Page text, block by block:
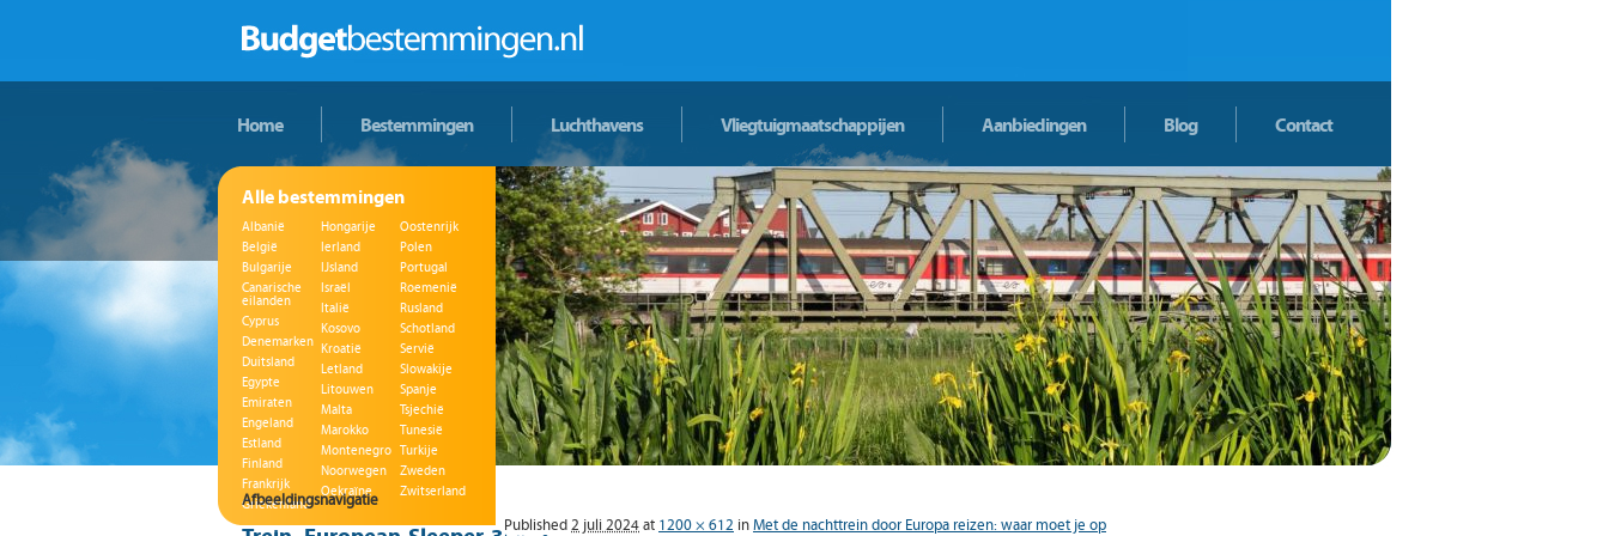
Home Bestemmingen Luchthavens Vliegtuigmaatschappijen Aanbiedingen Blog Contact
Alle bestemmingen
Albanië
België
Bulgarije
Canarische
eilanden
Cyprus
Denemarken
Duitsland
Egypte
Emiraten
Engeland
Estland
Finland
Frankrijk
Griekenland
Hongarije
Ierland
IJsland
Israël
Italië
Kosovo
Kroatië
Letland
Litouwen
Malta
Marokko
Montenegro
Noorwegen
Oekraïne
Oostenrijk
Polen
Portugal
Roemenië
Rusland
Schotland
Servië
Slowakije
Spanje
Tsjechië
Tunesië
Turkije
Zweden
Zwitserland
Afbeeldingsnavigatie
Published2 juli 2024at 1200 × 612 inMet de nachttrein door Europa reizen: waar moet je op